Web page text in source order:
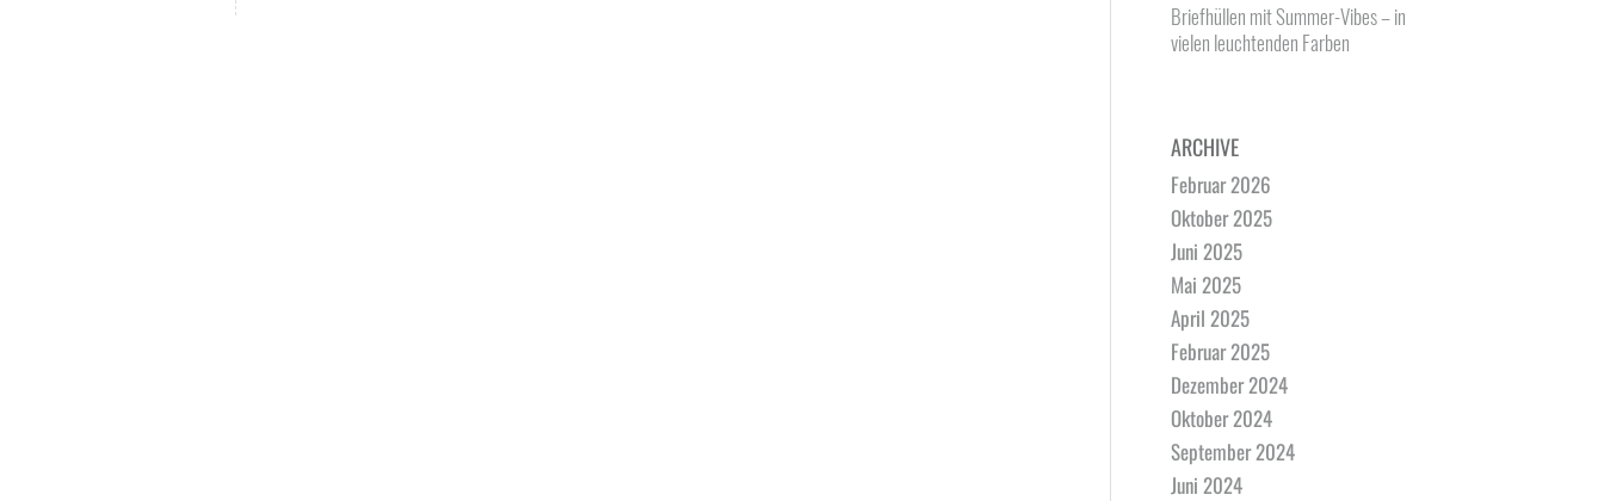
Briefhüllen mit Summer-Vibes – in
vielen leuchtenden Farben
ARCHIVE
Februar 2026
Oktober 2025
Juni 2025
Mai 2025
April 2025
Februar 2025
Dezember 2024
Oktober 2024
September 2024
Juni 2024